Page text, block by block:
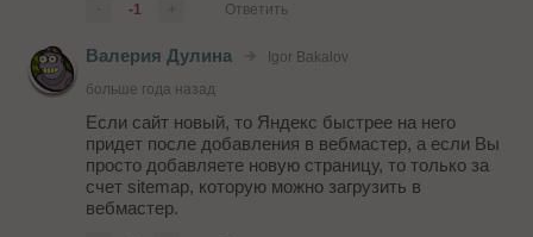
-1 Ответить
Валерия Дулина
Igor Bakalov
больше года назад
Если сайт новый, то Яндекс быстрее на него
придет после добавления в вебмастер, а если Вы
просто добавляете новую страницу, то только за
счет sitemap, которую можно загрузить в
вебмастер.